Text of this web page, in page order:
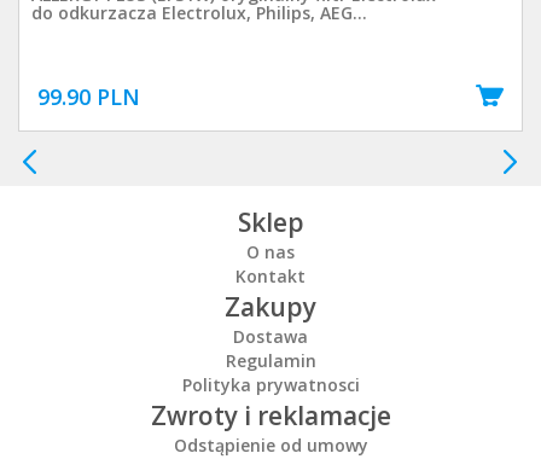
do odkurzacza Electrolux, Philips, AEG...
99.90 PLN
Sklep
O nas
Kontakt
Zakupy
Dostawa
Regulamin
Polityka prywatnosci
Zwroty i reklamacje
Odstąpienie od umowy